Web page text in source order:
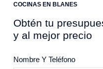
COCINAS EN BLANES
Obtén tu
y al mejor precio
Nombre Y Teléfono